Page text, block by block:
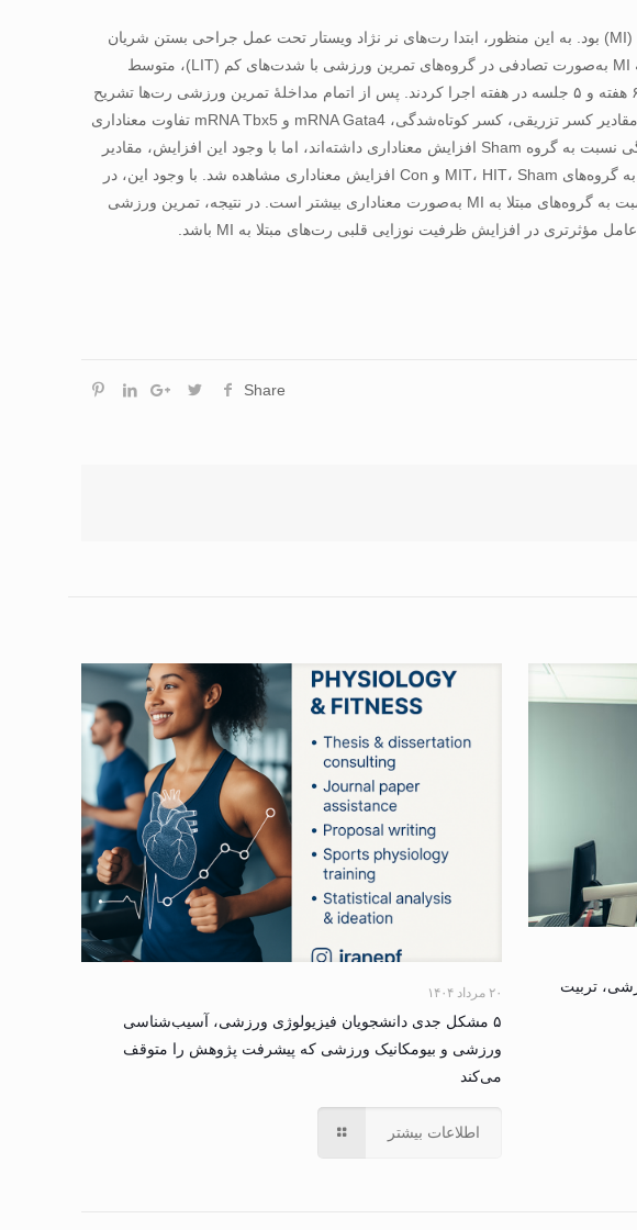
هدف از پژوهش حاضر، بررسی تأثیر شدت تمرین ورزشی بر ظرفیت نوزایی قلبی در رت‌های مبتلا به آنفارکتوس میوکارد (MI) بود. به این منظور، ابتدا رت‌های نر نژاد ویستار تحت عمل جراحی بستن شریان
کرونری LAD قرار گرفتند و سپس از طریق اکوکاردیوگرافی ایجاد MI تأیید شد. چهار هفته پس از جراحی، رت‌های مبتلا به MI به‌صورت تصادفی در گروه‌های تمرین ورزشی با شدت‌های کم (LIT)، متوسط
(MIT)، بالا (HIT) و شم (Sham) به اضافۀ گروه کنترل سالم (Con) قرار گرفتند و پروتکل‌های تمرین ورزشی را به مدت ۶ هفته و ۵ جلسه در هفته اجرا کردند. پس از اتمام مداخلۀ تمرین ورزشی رت‌ها تشریح
شده و داده‌های حاصل از طریق آزمون ANOVA یکطرفه و آزمون LSD تجزیه‌وتحلیل شدند. نتایج نشان داد بین گروه‌ها در مقادیر کسر تزریقی، کسر کوتاه‌شدگی، mRNA Gata4 و mRNA Tbx5 تفاوت معناداری
وجود دارد (۰۰۱/۰P=). نتایج آزمون تعقیبی نشان داد در هر سه گروه تمرین ورزشی مقادیر کسر تزریقی و کسر کوتاه‌شدگی نسبت به گروه Sham افزایش معناداری داشته‌اند، اما با وجود این افزایش، مقادیر
آنها در گروه Con به شکل معناداری بیشتر از گروه‌های مبتلا به MI بود. همچنین در مقادیر mRNA Gata4 گروه LIT نسبت به گروه‌های MIT، HIT، Sham و Con افزایش معناداری مشاهده شد. با وجود این، در
مقادیر mRNA Tbx5 بین گروه‌های مبتلا به MI تغییرات معناداری مشاهده نشد و تنها مقادیر mRNA Tbx5 در گروه Con نسبت به گروه‌های مبتلا به MI به‌صورت معناداری بیشتر است. در نتیجه، تمرین ورزشی
Share
تربیت
۲۰ مرداد ۱۴۰۴
۵ مشکل جدی دانشجویان فیزیولوژی ورزشی، آسیب‌شناسی
ورزشی و بیومکانیک ورزشی که پیشرفت پژوهش را متوقف
می‌کند
اطلاعات بیشتر